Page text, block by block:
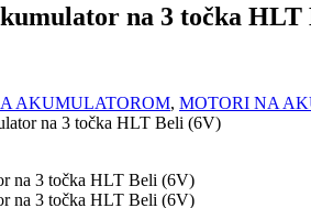
na 3 točka HLT
AKUMULATOROM, MOTORI NA
na 3 točka HLT Beli (6V)